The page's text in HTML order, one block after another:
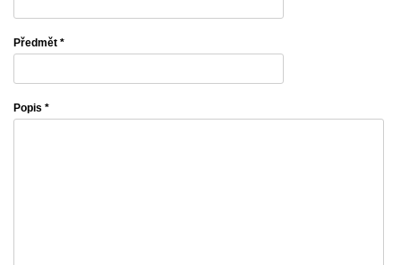
Předmět *
Popis *